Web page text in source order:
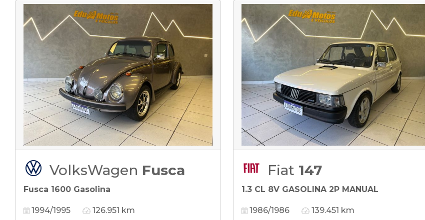
VolksWagen Fusca
Fusca 1600 Gasolina
1994/1995 126.951 km
Fiat 147
1.3 CL 8V GASOLINA 2P MANUAL
1986/1986 139.451 km